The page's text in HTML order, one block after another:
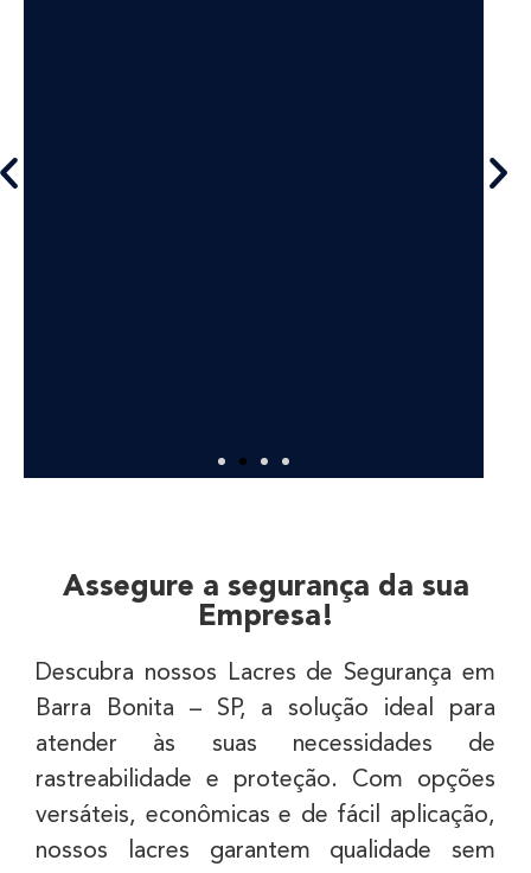
DEPOIMENTOS
"Trabalho desde 1981 na área de inspeção
Lacre Mosquetão é um dos melhores que já
utilizei, um lacre que dá toda a segurança,
tanto para o comprador quanto para nós
que assinamos a documentação. É um lacre
de uma aplicação simples, fácil manuseio e
bem seguro. É um ótimo lacre!"
Assegure a segurança da sua
Empresa!
Descubra nossos Lacres de Segurança em
Barra Bonita – SP, a solução ideal para
atender às suas necessidades de
rastreabilidade e proteção. Com opções
versáteis, econômicas e de fácil aplicação,
nossos lacres garantem qualidade sem